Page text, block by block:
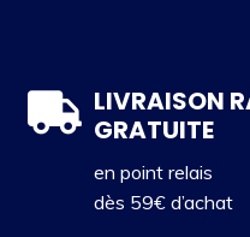
LIVRAISON
GRATUITE
en point relais
dès 59€ d’achat